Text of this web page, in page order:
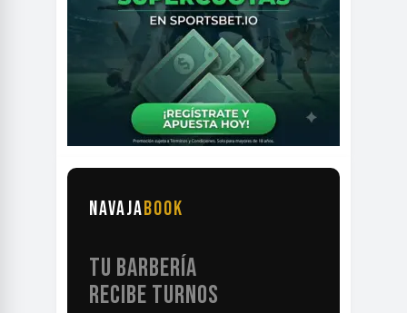
NAVAJABOOK
TU BARBERÍA
RECIBE TURNOS